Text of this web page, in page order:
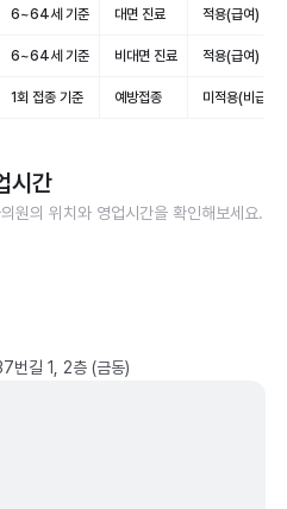
6~64세 기준 대면 진료 적용(급여)
6~64세 기준 비대면 진료 적용(급여)
1회 접종 기준 예방접종 미적용(비급여)
시간
원의 위치와 영업시간을 확인해보세요.
번길 1, 2층 (금동)